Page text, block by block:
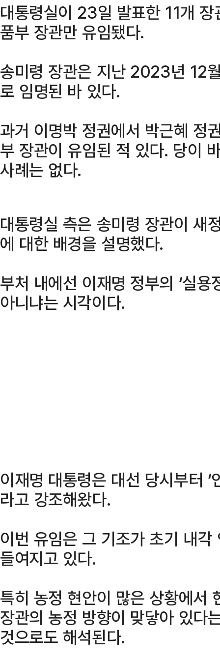
대통령실이 23일 발표한 11개
품부 장관만 유임됐다.
송미령 장관은 지난 2023년 12
로 임명된 바 있다.
과거 이명박 정권에서 박근혜 정
부 장관이 유임된 적 있다. 당이
사례는 없다.
대통령실 측은 송미령 장관이 새
에 대한 배경을 설명했다.
부처 내에선 이재명 정부의 ‘실용
아니냐는 시각이다.
이재명 대통령은 대선 당시부터
라고 강조해왔다.
이번 유임은 그 기조가 초기 내
들여지고 있다.
특히 농정 현안이 많은 상황에서
장관의 농정 방향이 맞닿아 있다
것으로도 해석된다.